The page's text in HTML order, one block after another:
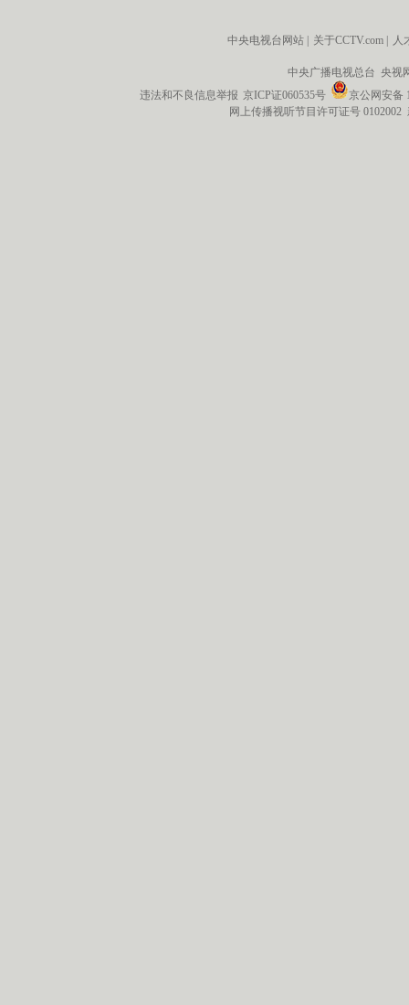
中央电视台网站 关于CCTV.com 人
中央广播电视总台 央视
违法和不良信息举报 京ICP证060535号
京公网安备
网上传播视听节目许可证号 0102002